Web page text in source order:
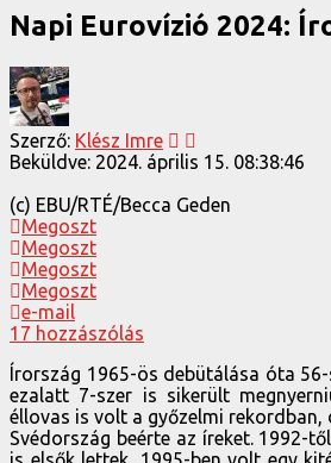
Napi Eurovízió 2024:
Szerző: Klész Imre
Beküldve: 2024. április 15. 08:38:46
(c) EBU/RTÉ/Becca Geden
Megoszt
Megoszt
Megoszt
Megoszt
e-mail
17 hozzászólás
Írország 1965-ös debütálása óta
ezalatt 7-szer is sikerült
éllovas is volt a győzelmi rekordban,
Svédország beérte az íreket. 1992-